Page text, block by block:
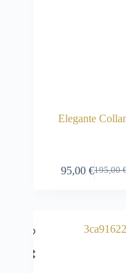
Elegante
195,00
Il
195,00
95,00 €Il
95,00 €.